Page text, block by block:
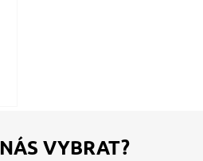
VYBRAT?